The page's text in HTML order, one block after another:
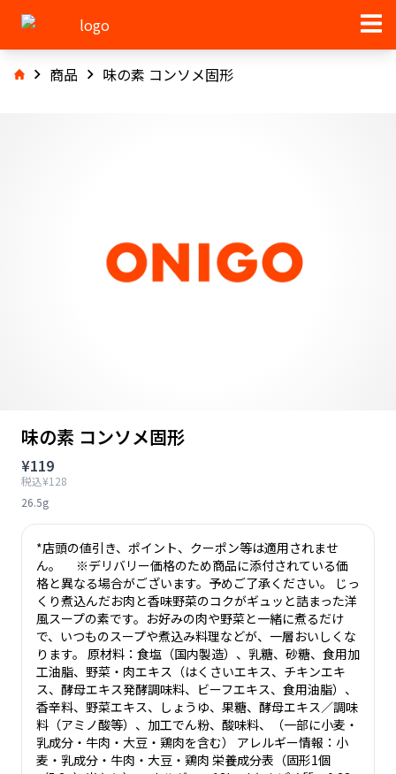
商品 味の素 コンソメ固形
味の素 コンソメ固形
¥119
税込¥128
26.5g
*店頭の値引き、ポイント、クーポン等は適用されませ
ん。 ※デリバリー価格のため商品に添付されている価
格と異なる場合がございます。予めご了承ください。 じっ
くり煮込んだお肉と香味野菜のコクがギュッと詰まった洋
風スープの素です。お好みの肉や野菜と一緒に煮るだけ
で、いつものスープや煮込み料理などが、一層おいしくな
ります。 原材料：食塩（国内製造）、乳糖、砂糖、食用加
工油脂、野菜・肉エキス（はくさいエキス、チキンエキ
ス、酵母エキス発酵調味料、ビーフエキス、食用油脂）、
香辛料、野菜エキス、しょうゆ、果糖、酵母エキス／調味
料（アミノ酸等）、加工でん粉、酸味料、（一部に小麦・
乳成分・牛肉・大豆・鶏肉を含む） アレルギー情報：小
麦・乳成分・牛肉・大豆・鶏肉 栄養成分表（固形1個